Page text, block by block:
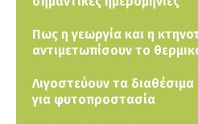
Πως η γεωργία και η
αντιμετωπίσουν το
Λιγοστεύουν τα
για φυτοπροστασία